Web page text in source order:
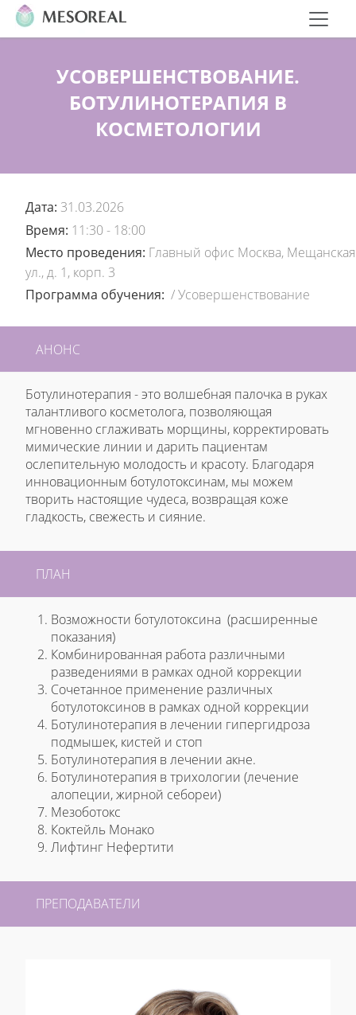
УСОВЕРШЕНСТВОВАНИЕ.
БОТУЛИНОТЕРАПИЯ В
КОСМЕТОЛОГИИ
Дата: 31.03.2026
Время: 11:30 - 18:00
Место проведения: Главный офис Москва, Мещанская
ул., д. 1, корп. 3
Программа обучения: /Усовершенствование
АНОНС
Ботулинотерапия - это волшебная палочка в руках
талантливого косметолога, позволяющая
мгновенно сглаживать морщины, корректировать
мимические линии и дарить пациентам
ослепительную молодость и красоту. Благодаря
инновационным ботулотоксинам, мы можем
творить настоящие чудеса, возвращая коже
гладкость, свежесть и сияние.
ПЛАН
Возможности ботулотоксина (расширенные
показания)
Комбинированная работа различными
разведениями в рамках одной коррекции
Сочетанное применение различных
ботулотоксинов в рамках одной коррекции
Ботулинотерапия в лечении гипергидроза
подмышек, кистей и стоп
Ботулинотерапия в лечении акне.
Ботулинотерапия в трихологии (лечение
алопеции, жирной себореи)
Мезоботокс
Коктейль Монако
Лифтинг Нефертити
ПРЕПОДАВАТЕЛИ